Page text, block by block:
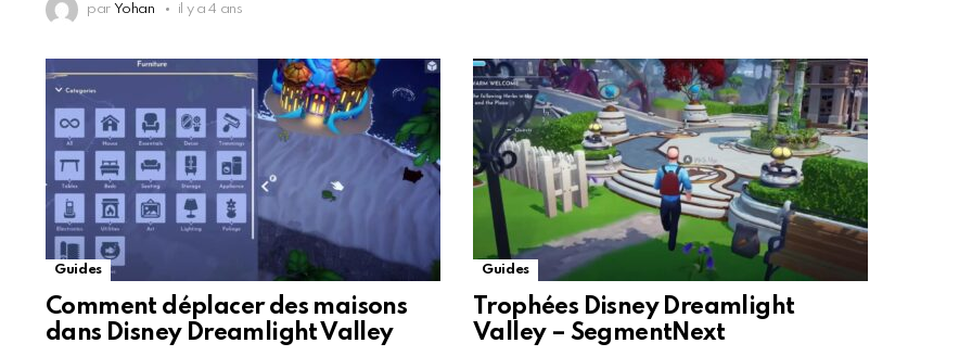
par Yohan il y a 4 ans
Guides
Comment déplacer des maisons
dans Disney Dreamlight Valley
Guides
Trophées Disney Dreamlight
Valley – SegmentNext